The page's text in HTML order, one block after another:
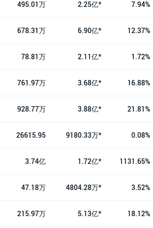
495.01万 2.25亿* 7.94%
678.31万 6.90亿* 12.37%
78.81万 2.11亿* 1.72%
761.97万 3.68亿* 16.88%
928.77万 3.88亿* 21.81%
26615.95 9180.33万* 0.08%
3.74亿 1.72亿* 1131.65%
47.18万 4804.28万* 3.52%
215.97万 5.13亿* 18.12%